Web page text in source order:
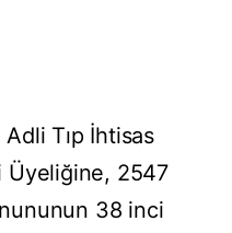
Tıp İhtisas
Üyeliğine, 2547
38 inci